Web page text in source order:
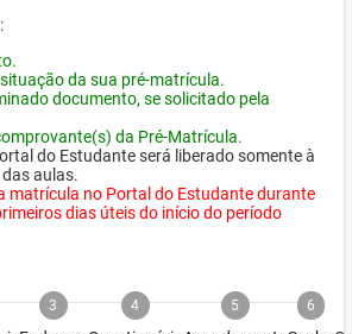
da sua pré-matrícula.
documento, se solicitado pela
da Pré-Matrícula.
do Estudante será liberado somente à
aulas.
matrícula no Portal do Estudante durante
dias úteis do início do período
3 4 5 6